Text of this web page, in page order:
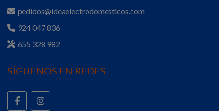
pedidos@ideaelectrodomesticos.com
924 047 836
655 328 982
SÍGUENOS EN REDES